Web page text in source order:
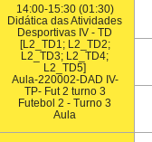
14:00-15:30 (01:30)
Didática das Atividades
Desportivas IV - TD
[L2_TD1; L2_TD2;
L2_TD3; L2_TD4;
L2_TD5]
Aula-220002-DAD IV-
TP- Fut 2 turno 3
Futebol 2 - Turno 3
Aula